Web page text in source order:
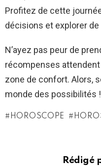
Profitez de cette
décisions et explorer
N’ayez pas peur de
récompenses
zone de confort. Alors,
monde des possibilités !
HOROSCOPE
Rédigé